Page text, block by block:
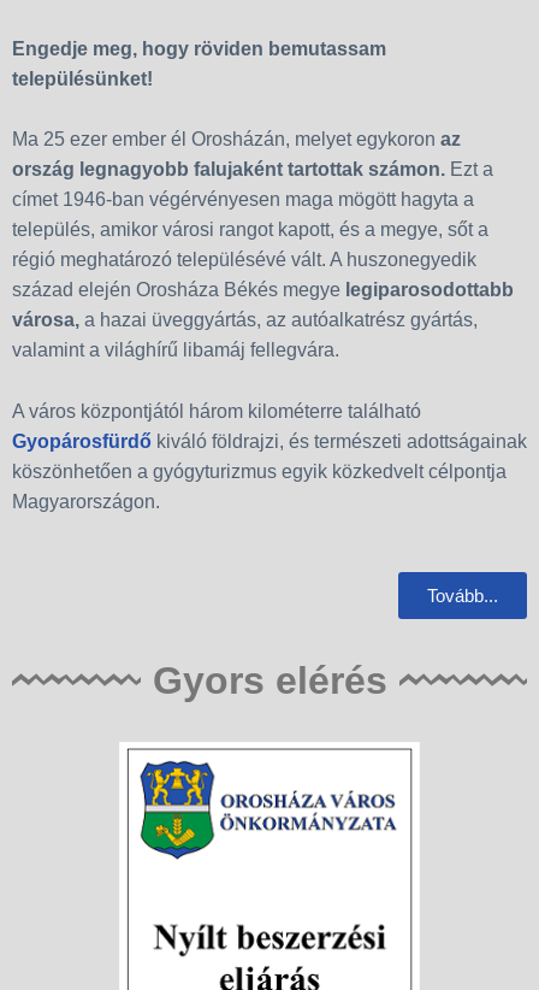
Engedje meg, hogy röviden bemutassam
településünket!
Ma 25 ezer ember él Orosházán, melyet egykoron az
ország legnagyobb falujaként tartottak számon. Ezt a
címet 1946-ban végérvényesen maga mögött hagyta a
település, amikor városi rangot kapott, és a megye, sőt a
régió meghatározó településévé vált. A huszonegyedik
század elején Orosháza Békés megye legiparosodottabb
városa, a hazai üveggyártás, az autóalkatrész gyártás,
valamint a világhírű libamáj fellegvára.
A város központjától három kilométerre található
Gyopárosfürdő kiváló földrajzi, és természeti adottságainak
köszönhetően a gyógyturizmus egyik közkedvelt célpontja
Magyarországon.
Tovább...
Gyors elérés